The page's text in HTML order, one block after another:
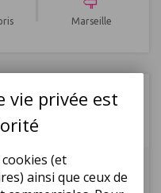
vie privée est
(et
ainsi que ceux de
Marseille
Thalasso et